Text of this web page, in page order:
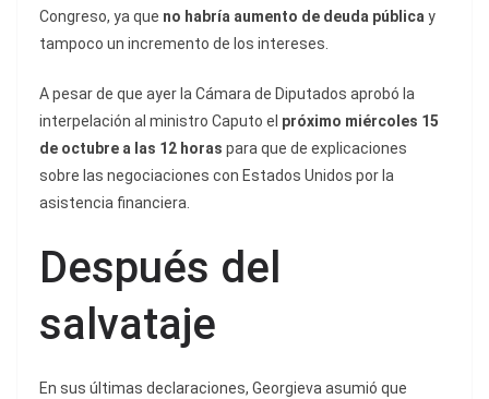
Congreso, ya que no habría aumento de deuda públicay
tampoco un incremento de los intereses.
A pesar de que ayer la Cámara de Diputados aprobó la
interpelación al ministro Caputo el próximo miércoles 15
de octubre a las 12 horas para que de explicaciones
sobre las negociaciones con Estados Unidos por la
asistencia financiera.
Después del
salvataje
En sus últimas declaraciones, Georgieva asumió que